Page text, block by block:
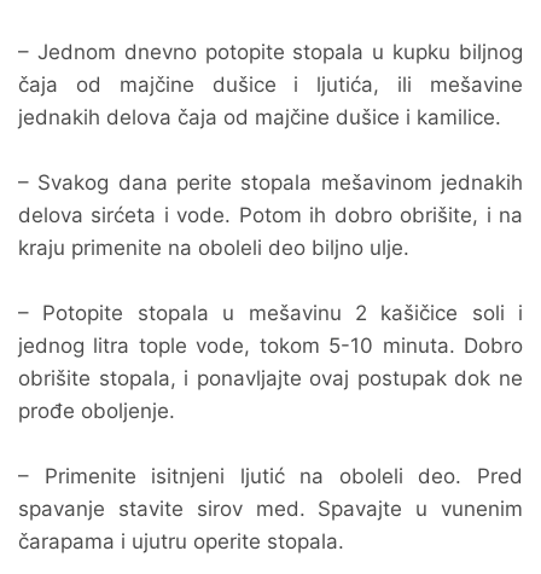
– Jednom dnevno potopite stopala u kupku biljnog
čaja od majčine dušice i ljutića, ili mešavine
jednakih delova čaja od majčine dušice i kamilice.
– Svakog dana perite stopala mešavinom jednakih
delova sirćeta i vode. Potom ih dobro obrišite, i na
kraju primenite na oboleli deo biljno ulje.
– Potopite stopala u mešavinu 2 kašičice soli i
jednog litra tople vode, tokom 5-10 minuta. Dobro
obrišite stopala, i ponavljajte ovaj postupak dok ne
prođe oboljenje.
– Primenite isitnjeni ljutić na oboleli deo. Pred
spavanje stavite sirov med. Spavajte u vunenim
čarapama i ujutru operite stopala.